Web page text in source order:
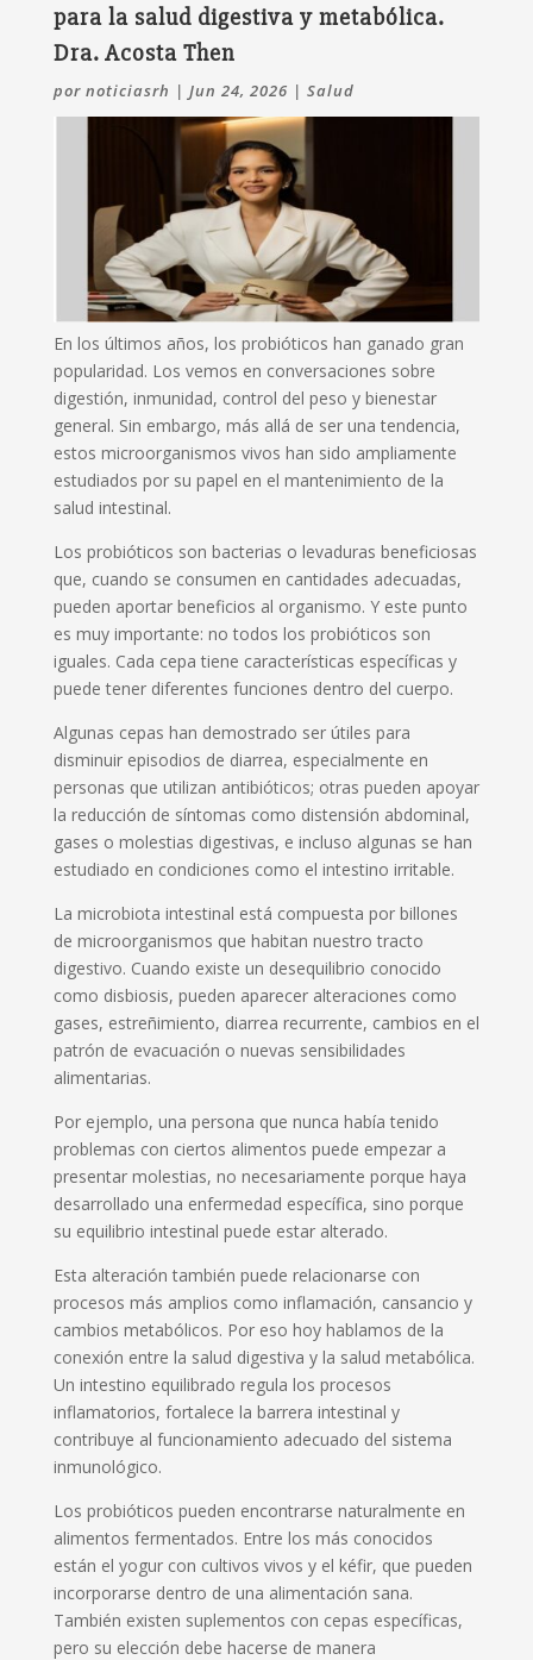
para la salud digestiva y metabólica.
Dra. Acosta Then
por noticiasrh | Jun 24, 2026 | Salud
En los últimos años, los probióticos han ganado gran
popularidad. Los vemos en conversaciones sobre
digestión, inmunidad, control del peso y bienestar
general. Sin embargo, más allá de ser una tendencia,
estos microorganismos vivos han sido ampliamente
estudiados por su papel en el mantenimiento de la
salud intestinal.
Los probióticos son bacterias o levaduras beneficiosas
que, cuando se consumen en cantidades adecuadas,
pueden aportar beneficios al organismo. Y este punto
es muy importante: no todos los probióticos son
iguales. Cada cepa tiene características específicas y
puede tener diferentes funciones dentro del cuerpo.
Algunas cepas han demostrado ser útiles para
disminuir episodios de diarrea, especialmente en
personas que utilizan antibióticos; otras pueden apoyar
la reducción de síntomas como distensión abdominal,
gases o molestias digestivas, e incluso algunas se han
estudiado en condiciones como el intestino irritable.
La microbiota intestinal está compuesta por billones
de microorganismos que habitan nuestro tracto
digestivo. Cuando existe un desequilibrio conocido
como disbiosis, pueden aparecer alteraciones como
gases, estreñimiento, diarrea recurrente, cambios en el
patrón de evacuación o nuevas sensibilidades
alimentarias.
Por ejemplo, una persona que nunca había tenido
problemas con ciertos alimentos puede empezar a
presentar molestias, no necesariamente porque haya
desarrollado una enfermedad específica, sino porque
su equilibrio intestinal puede estar alterado.
Esta alteración también puede relacionarse con
procesos más amplios como inflamación, cansancio y
cambios metabólicos. Por eso hoy hablamos de la
conexión entre la salud digestiva y la salud metabólica.
Un intestino equilibrado regula los procesos
inflamatorios, fortalece la barrera intestinal y
contribuye al funcionamiento adecuado del sistema
inmunológico.
Los probióticos pueden encontrarse naturalmente en
alimentos fermentados. Entre los más conocidos
están el yogur con cultivos vivos y el kéfir, que pueden
incorporarse dentro de una alimentación sana.
También existen suplementos con cepas específicas,
pero su elección debe hacerse de manera